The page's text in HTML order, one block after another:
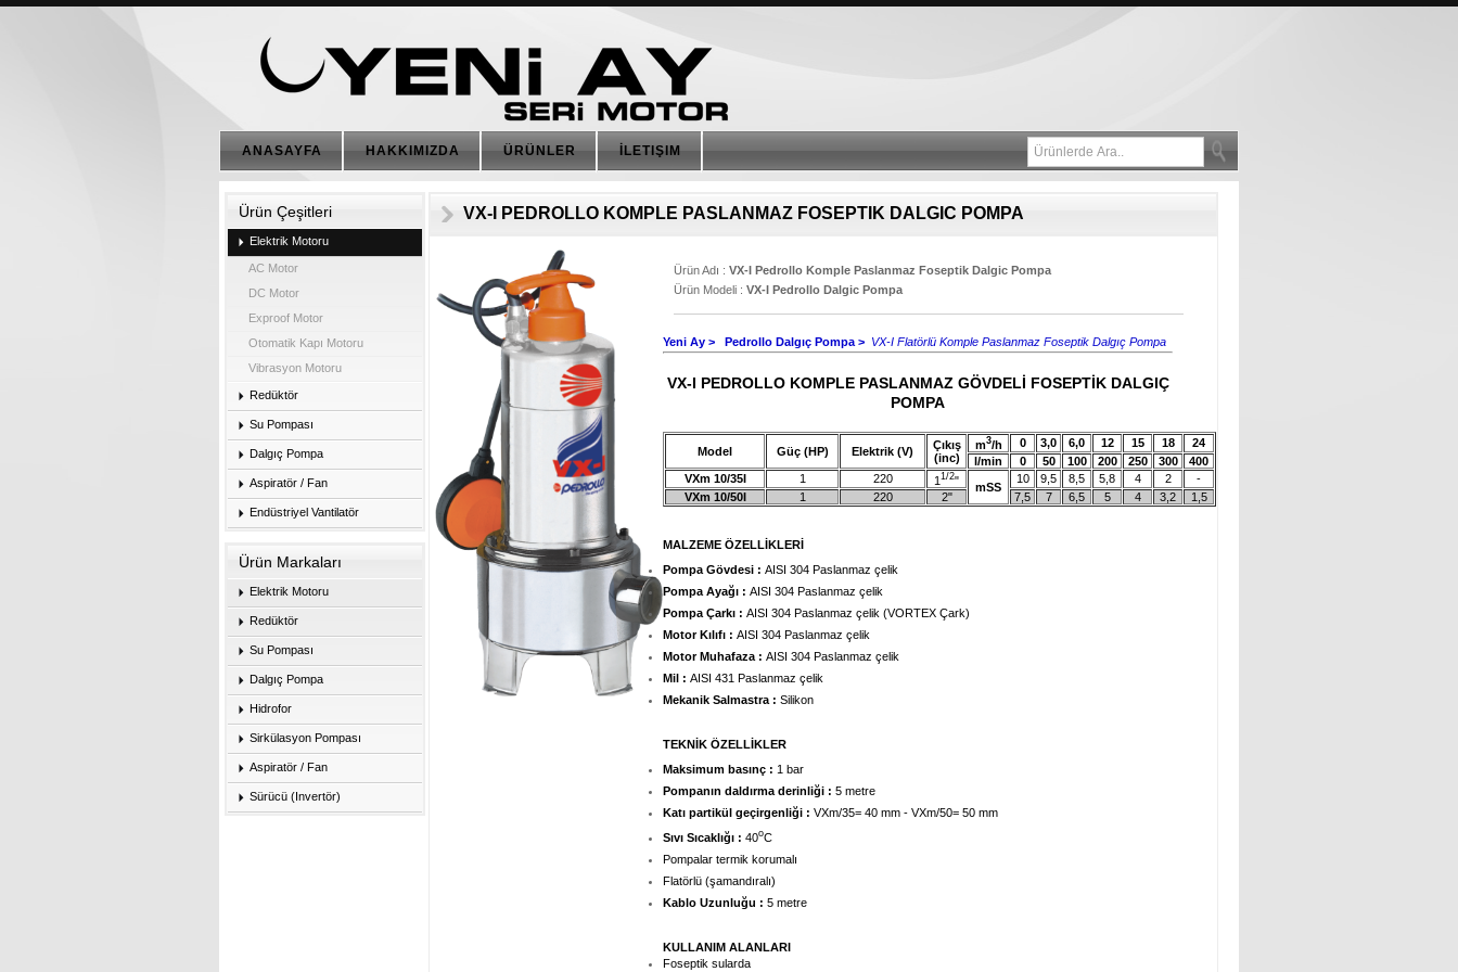
ANASAYFA HAKKIMIZDA ÜRÜNLER İLETIŞIM
Ürün Çeşitleri
Elektrik Motoru
AC Motor
DC Motor
Exproof Motor
Otomatik Kapı Motoru
Vibrasyon Motoru
Redüktör
Su Pompası
Dalgıç Pompa
Aspiratör / Fan
Endüstriyel Vantilatör
Ürün Markaları
Elektrik Motoru
Redüktör
Su Pompası
Dalgıç Pompa
Hidrofor
Sirkülasyon Pompası
Aspiratör / Fan
Sürücü (Invertör)
VX-I PEDROLLO KOMPLE PASLANMAZ FOSEPTIK DALGIC POMPA
Ürün Adı : VX-I Pedrollo Komple Paslanmaz Foseptik Dalgic Pompa
Ürün Modeli : VX-I Pedrollo Dalgic Pompa
Yeni Ay > Pedrollo Dalgıç Pompa > VX-I Flatörlü Komple Paslanmaz Foseptik Dalgıç Pompa
VX-I PEDROLLO KOMPLE PASLANMAZ GÖVDELİ FOSEPTİK DALGIÇ
POMPA
Model Güç (HP) Elektrik (V)
Çıkış
(inc)
m3/h 0 3,0 6,0 12 15 18
24
l/min
0 50 100 200 250 300
400
VXm 10/35I
1 220 1 1/2"
mSS
10 9,5 8,5 5,8 4 2
-
VXm 10/50I
1 220 2" 7,5 7 6,5 5 4 3,2 1,5
MALZEME ÖZELLİKLERİ
Pompa Gövdesi : AISI 304 Paslanmaz çelik
Pompa Ayağı : AISI 304 Paslanmaz çelik
Pompa Çarkı : AISI 304 Paslanmaz çelik (VORTEX Çark)
Motor Kılıfı : AISI 304 Paslanmaz çelik
Motor Muhafaza : AISI 304 Paslanmaz çelik
Mil : AISI 431 Paslanmaz çelik
Mekanik Salmastra : Silikon
TEKNİK ÖZELLİKLER
Maksimum basınç : 1 bar
Pompanın daldırma derinliği : 5 metre
Katı partikül geçirgenliği : VXm/35= 40 mm - VXm/50= 50 mm
Sıvı Sıcaklığı : 40oC
Pompalar termik korumalı
Flatörlü (şamandıralı)
Kablo Uzunluğu : 5 metre
KULLANIM ALANLARI
Foseptik sularda